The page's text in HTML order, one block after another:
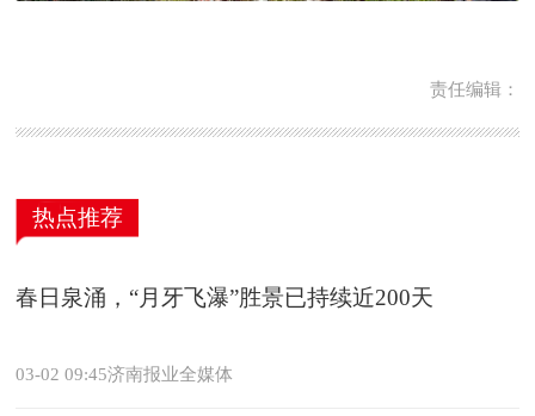
责任编辑：
热点推荐
春日泉涌，“月牙飞瀑”胜景已持续近200天
03-02 09:45济南报业全媒体